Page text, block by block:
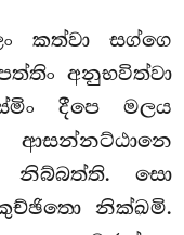
කත්වා සග්ගෙ
අනුභවිත්වා
දීපෙ මලය
ආසන්නට්ඨානෙ
නිබ්බත්ති. සො
නික්ඛමි.